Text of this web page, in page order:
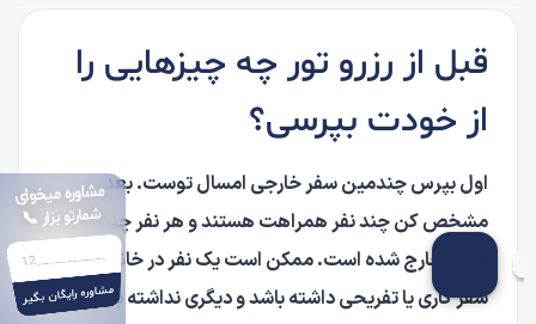
مشاوره میخوای
شمارتو بزار 📞
مشاوره رایگان بگیر
قبل از رزرو تور چه چیزهایی را
از خودت بپرسی؟
اول بپرس چندمین سفر خارجی امسال توست. بعد
مشخص کن چند نفر همراهت هستند و هر نفر چند بار از
کشور خارج شده است. ممکن است یک نفر در خانواده قبلا
سفر کاری یا تفریحی داشته باشد و دیگری نداشته باشد. در